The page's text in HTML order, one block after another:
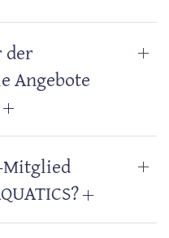
der
Angebote
Mitglied